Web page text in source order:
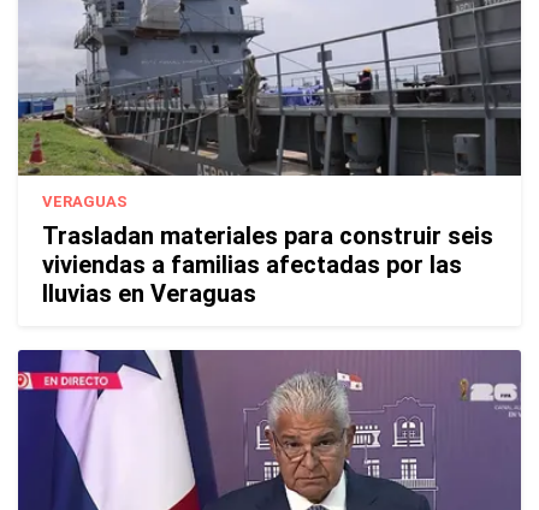
VERAGUAS
Trasladan materiales para construir seis
viviendas a familias afectadas por las
lluvias en Veraguas